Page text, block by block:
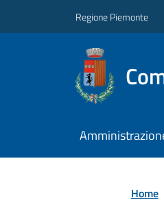
Regione Piemonte
Home